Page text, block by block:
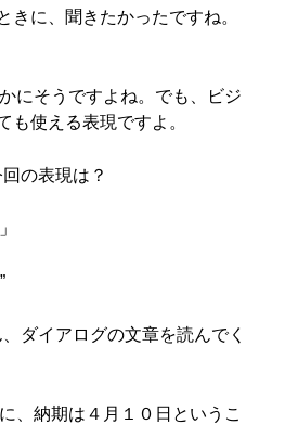
きに、聞きたかったですね。
にそうですよね。でも、ビジ
も使える表現ですよ。
の表現は？
ダイアログの文章を読んでく
、納期は４月１０日というこ